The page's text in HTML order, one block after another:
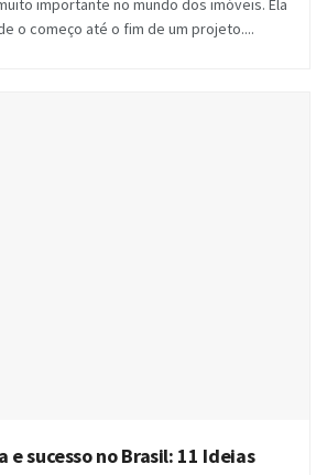
importante no mundo dos imóveis. Ela
o começo até o fim de um projeto....
e sucesso no Brasil: 11 Ideias